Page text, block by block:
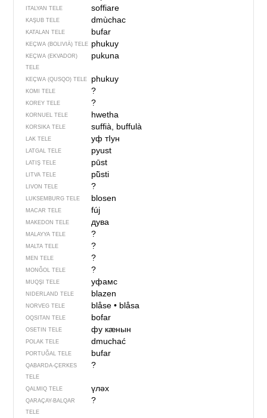
ITALYAN TELE soffiare
KAŞUB TELE dmùchac
KATALAN TELE bufar
KEÇWA (BOLIVIÄ) TELE phukuy
KEÇWA (EKVADOR)
TELE
pukuna
KEÇWA (QUSQO) TELE phukuy
KOMI TELE ?
KOREY TELE ?
KORNUEL TELE hwetha
KORSIKA TELE suffià, buffulà
LAK TELE уф тIун
LATGAL TELE pyust
LATIŞ TELE pūst
LITVA TELE pū̃sti
LIVON TELE ?
LUKSEMBURG TELE blosen
MACAR TELE fúj
MAKEDON TELE дува
MALAYYA TELE ?
MALTA TELE ?
MEN TELE ?
MONĞOL TELE ?
MUQŞI TELE уфамс
NIDERLAND TELE blazen
NORVEG TELE blåse• blåsa
OQSITAN TELE bofar
OSETIN TELE фу кӕнын
POLAK TELE dmuchać
PORTUĞAL TELE bufar
QABARDA-ÇERKES
TELE
?
QALMIQ TELE үләх
QARAÇAY-BALQAR
TELE
?